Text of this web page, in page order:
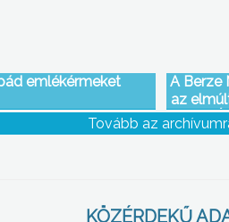
emlékérmeket
A Berze
az
Tovább az
KÖZÉRDEKŰ